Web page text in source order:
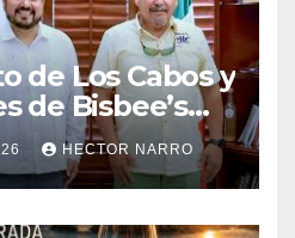
de Los Cabos y
de Bisbee’s
para
HECTOR NARRO